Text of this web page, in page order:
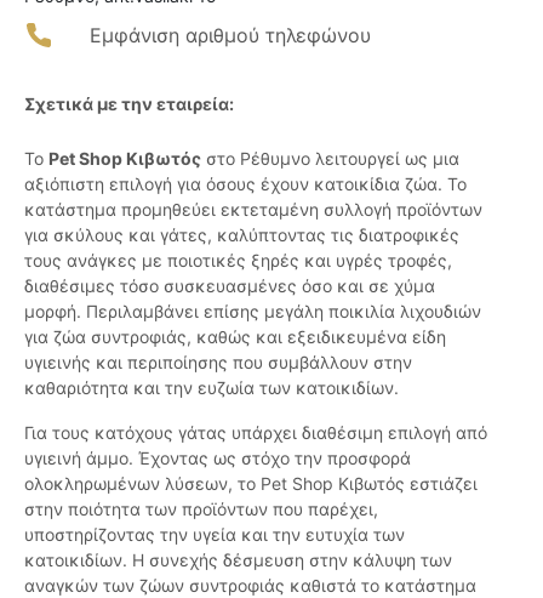
Εμφάνιση αριθμού τηλεφώνου
Σχετικά με την εταιρεία:
Το Pet Shop Κιβωτός στο Ρέθυμνο λειτουργεί ως μια
αξιόπιστη επιλογή για όσους έχουν κατοικίδια ζώα. Το
κατάστημα προμηθεύει εκτεταμένη συλλογή προϊόντων
για σκύλους και γάτες, καλύπτοντας τις διατροφικές
τους ανάγκες με ποιοτικές ξηρές και υγρές τροφές,
διαθέσιμες τόσο συσκευασμένες όσο και σε χύμα
μορφή. Περιλαμβάνει επίσης μεγάλη ποικιλία λιχουδιών
για ζώα συντροφιάς, καθώς και εξειδικευμένα είδη
υγιεινής και περιποίησης που συμβάλλουν στην
καθαριότητα και την ευζωία των κατοικιδίων.
Για τους κατόχους γάτας υπάρχει διαθέσιμη επιλογή από
υγιεινή άμμο. Έχοντας ως στόχο την προσφορά
ολοκληρωμένων λύσεων, το Pet Shop Κιβωτός εστιάζει
στην ποιότητα των προϊόντων που παρέχει,
υποστηρίζοντας την υγεία και την ευτυχία των
κατοικιδίων. Η συνεχής δέσμευση στην κάλυψη των
αναγκών των ζώων συντροφιάς καθιστά το κατάστημα